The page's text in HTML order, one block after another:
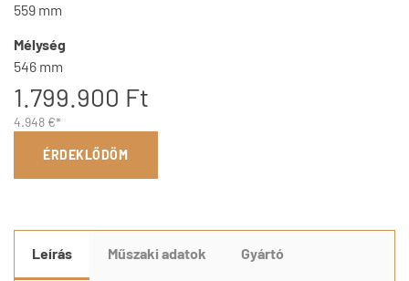
559 mm
Mélység
546 mm
1.799.900 Ft
4.948 €*
ÉRDEKLŐDÖM
Leírás Műszaki adatok Gyártó